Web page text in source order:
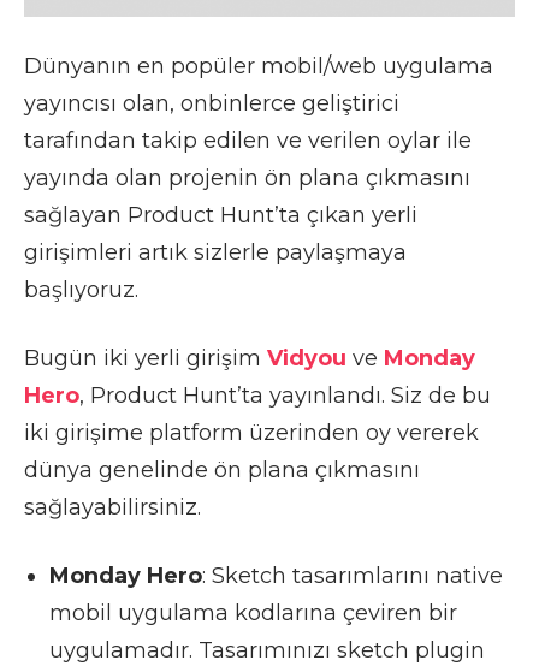
Dünyanın en popüler mobil/web uygulama
yayıncısı olan, onbinlerce geliştirici
tarafından takip edilen ve verilen oylar ile
yayında olan projenin ön plana çıkmasını
sağlayan Product Hunt’ta çıkan yerli
girişimleri artık sizlerle paylaşmaya
başlıyoruz.
Bugün iki yerli girişim Vidyou ve Monday
Hero, Product Hunt’ta yayınlandı. Siz de bu
iki girişime platform üzerinden oy vererek
dünya genelinde ön plana çıkmasını
sağlayabilirsiniz.
Monday Hero: Sketch tasarımlarını native
mobil uygulama kodlarına çeviren bir
uygulamadır. Tasarımınızı sketch plugin